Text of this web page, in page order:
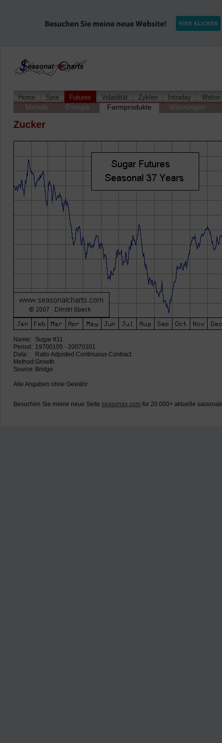
Home Spot Futures Volatilität Zyklen Intraday Wetter
Metalle Energie Farmprodukte Währungen
Zucker
Name:
Period:
Data:
Method:
Source:
Sugar #11
19700105 - 20070301
Ratio Adjusted Continuous Contract
Growth
Bridge
Alle Angaben ohne Gewähr.
Besuchen Sie meine neue Seite seasonax.com für 20.000+ aktuelle